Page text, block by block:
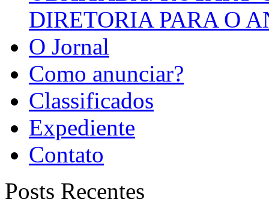
DIRETORIA PARA O
O Jornal
Como anunciar?
Classificados
Expediente
Contato
Posts Recentes